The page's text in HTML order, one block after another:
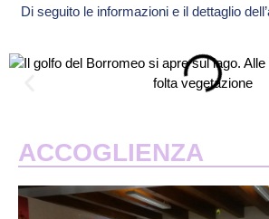
Di seguito le informazioni e il dettaglio
ACCOGLIENZA